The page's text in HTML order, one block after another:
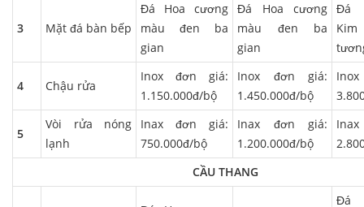
3 Mặt đá bàn bếp
Đá Hoa cương
màu đen ba
gian
Đá Hoa cương
màu đen ba
gian
Đá
4 Chậu rửa
Inox đơn giá:
1.150.000đ/bộ
Inox đơn giá:
1.450.000đ/bộ
5
Vòi rửa nóng
lạnh
Inax đơn giá:
750.000đ/bộ
Inax đơn giá:
1.200.000đ/bộ
CẦU THANG
Đá